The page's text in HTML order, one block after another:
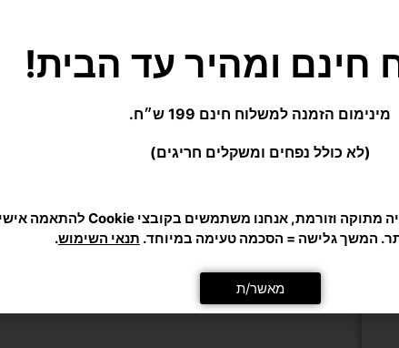
מינימום הזמנה למשלוח חינם 199 ש״ח.